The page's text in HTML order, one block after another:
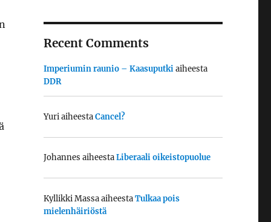
Recent Comments
Imperiumin raunio – Kaasuputkiaiheesta
DDR
YuriaiheestaCancel?
Johannes aiheestaLiberaali oikeistopuolue
Kyllikki MassaaiheestaTulkaa pois
mielenhäiriöstä